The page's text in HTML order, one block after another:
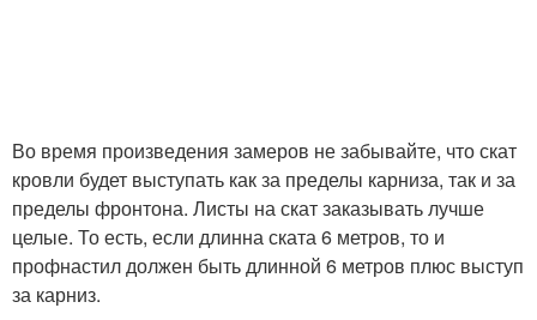
Во время произведения замеров не забывайте, что скат
кровли будет выступать как за пределы карниза, так и за
пределы фронтона. Листы на скат заказывать лучше
целые. То есть, если длинна ската 6 метров, то и
профнастил должен быть длинной 6 метров плюс выступ
за карниз.